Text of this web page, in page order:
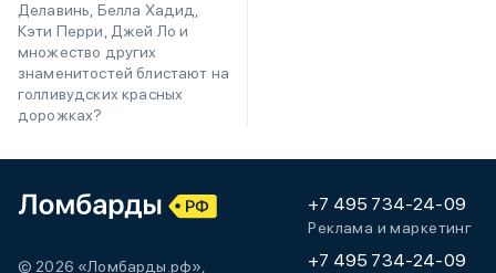
Делавинь, Белла Хадид,
Кэти Перри, Джей Ло и
множество других
знаменитостей блистают на
голливудских красных
дорожках?
© 2026 «Ломбарды.рф»,
+7 495 734-24-09
Реклама и маркетинг
+7 495 734-24-09